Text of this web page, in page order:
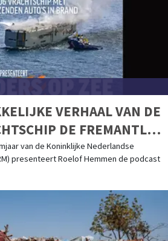
VERHAAL VAN DE
DE FREMANTLE
LEVEN IN DE KNRM-
van de Koninklijke Nederlandse
presenteert Roelof Hemmen de podcast